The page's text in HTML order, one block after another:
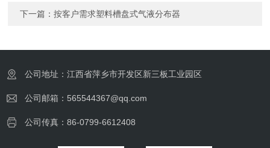
下一篇：按客户需求塑料槽盘式气液分布器
公司地址：江西省萍乡市开发区新三板工业园区
公司邮箱：565544367@qq.com
公司传真：86-0799-6612408